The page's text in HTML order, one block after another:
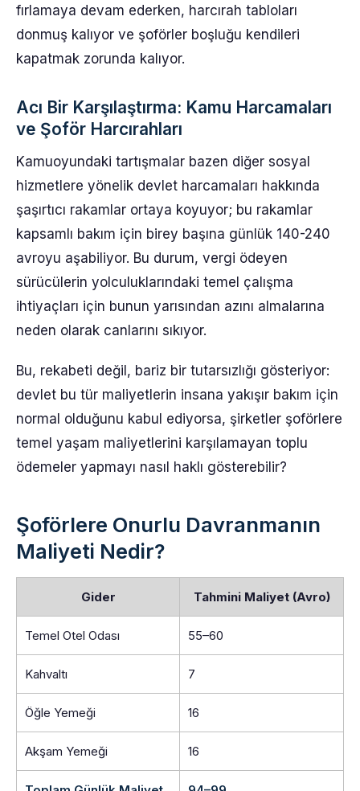
fırlamaya devam ederken, harcırah tabloları
donmuş kalıyor ve şoförler boşluğu kendileri
kapatmak zorunda kalıyor.
Acı Bir Karşılaştırma: Kamu Harcamaları
ve Şoför Harcırahları
Kamuoyundaki tartışmalar bazen diğer sosyal
hizmetlere yönelik devlet harcamaları hakkında
şaşırtıcı rakamlar ortaya koyuyor; bu rakamlar
kapsamlı bakım için birey başına günlük 140-240
avroyu aşabiliyor. Bu durum, vergi ödeyen
sürücülerin yolculuklarındaki temel çalışma
ihtiyaçları için bunun yarısından azını almalarına
neden olarak canlarını sıkıyor.
Bu, rekabeti değil, bariz bir tutarsızlığı gösteriyor:
devlet bu tür maliyetlerin insana yakışır bakım için
normal olduğunu kabul ediyorsa, şirketler şoförlere
temel yaşam maliyetlerini karşılamayan toplu
ödemeler yapmayı nasıl haklı gösterebilir?
Şoförlere Onurlu Davranmanın
Maliyeti Nedir?
Gider Tahmini Maliyet (Avro)
Temel Otel Odası 55–60
Kahvaltı 7
Öğle Yemeği 16
Akşam Yemeği 16